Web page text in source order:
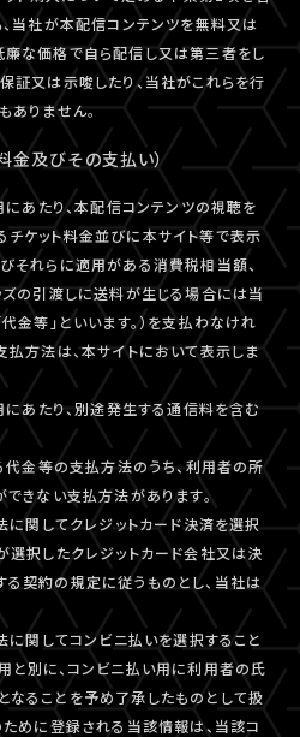
、当社が本配信コンテンツを無料又は
な価格で自ら配信し又は第三者をし
証又は示唆したり、当社がこれらを行
ありません。
金及びその支払い）
あたり、本配信コンテンツの視聴を
ケット料金並びに本サイト等で表示
それらに適用がある消費税相当額、
ズの引渡しに送料が生じる場合には当
金等」といいます。）を支払わなけれ
払方法は、本サイトにおいて表示しま
あたり、別途発生する通信料を含む
金等の支払方法のうち、利用者の所
できない支払方法があります。
関してクレジットカード決済を選択
選択したクレジットカード会社又は決
契約の規定に従うものとし、当社は
関してコンビニ払いを選択すること
と別に、コンビニ払い用に利用者の氏
ることを予め了承したものとして扱
ために登録される当該情報は、当該コ